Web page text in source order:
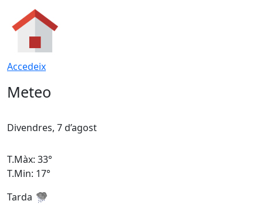
Accedeix
Meteo
Divendres, 7 d’agost
T.Màx: 33°
T.Min: 17°
Tarda